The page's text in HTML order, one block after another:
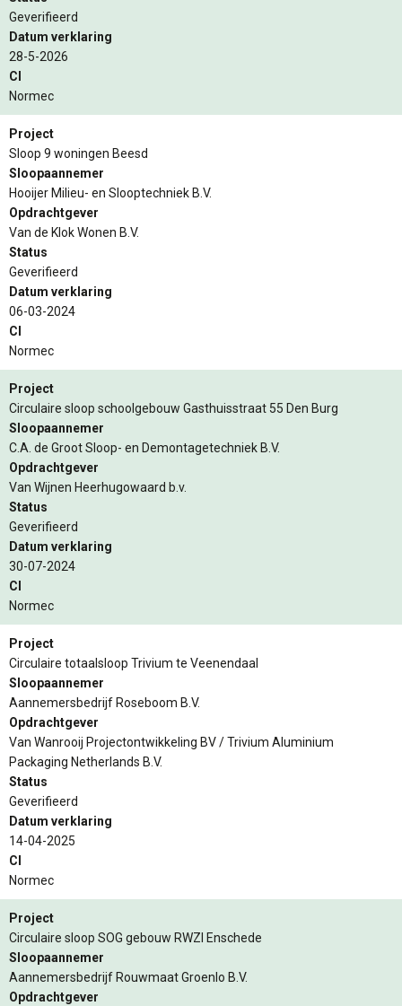
Geverifieerd
Datum verklaring
28-5-2026
CI
Normec
Project
Sloop 9 woningen Beesd
Sloopaannemer
Hooijer Milieu- en Slooptechniek B.V.
Opdrachtgever
Van de Klok Wonen B.V.
Status
Geverifieerd
Datum verklaring
06-03-2024
CI
Normec
Project
Circulaire sloop schoolgebouw Gasthuisstraat 55 Den Burg
Sloopaannemer
C.A. de Groot Sloop- en Demontagetechniek B.V.
Opdrachtgever
Van Wijnen Heerhugowaard b.v.
Status
Geverifieerd
Datum verklaring
30-07-2024
CI
Normec
Project
Circulaire totaalsloop Trivium te Veenendaal
Sloopaannemer
Aannemersbedrijf Roseboom B.V.
Opdrachtgever
Van Wanrooij Projectontwikkeling BV / Trivium Aluminium
Packaging Netherlands B.V.
Status
Geverifieerd
Datum verklaring
14-04-2025
CI
Normec
Project
Circulaire sloop SOG gebouw RWZI Enschede
Sloopaannemer
Aannemersbedrijf Rouwmaat Groenlo B.V.
Opdrachtgever